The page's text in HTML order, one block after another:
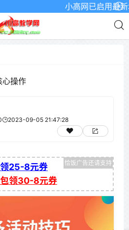
小高网已启用最新
心操作
2023-09-05 21:47:28
25-8元券
领30-8元券